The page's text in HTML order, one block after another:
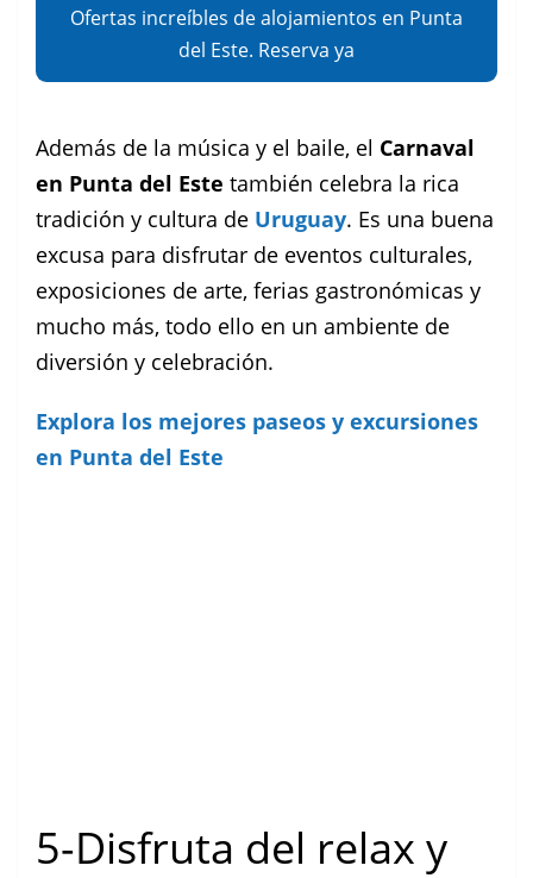
Ofertas increíbles de alojamientos en Punta
del Este. Reserva ya
Además de la música y el baile, el Carnaval
en Punta del Este también celebra la rica
tradición y cultura de Uruguay. Es una buena
excusa para disfrutar de eventos culturales,
exposiciones de arte, ferias gastronómicas y
mucho más, todo ello en un ambiente de
diversión y celebración.
Explora los mejores paseos y excursiones
en Punta del Este
5-Disfruta del relax y